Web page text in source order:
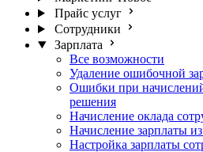
Прайс услуг
Сотрудники
Зарплата
Все возможности
Удаление ошибочной
Ошибки при
решения
Начисление оклада
Начисление зарплаты из
Настройка зарплаты